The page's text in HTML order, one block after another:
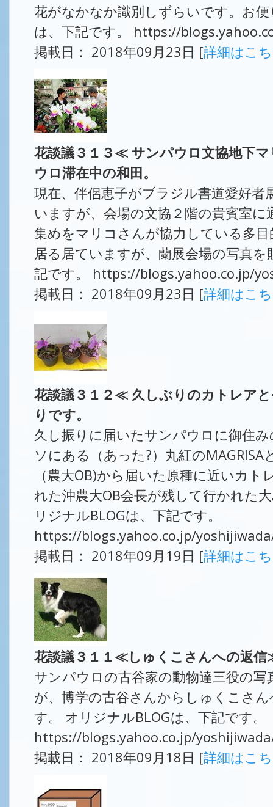
花がなかなか識別しずらいです。お
は、下記です。 https://
掲載日： 2018年09月23日 [詳細はこ
花談議３１３≪ サンパウロ文協地下
ウロ滞在中の和田。
現在、伴侶恵子がブラジル書道愛好
いますが、会場の文協２階の貴賓室
集めをマリコさんが協力している多
居る居ていますが、蘭展会場の写真
記です。 https://blogs.yahoo.co.jp/
掲載日： 2018年09月23日 [詳細はこ
花談議３１２≪ 久しぶりのカトレア
りです。
久し振りに届いたサンパウロに御住
ソにある（あった?）丸紅の
（農大OB)から届いた原種に近いカ
れた沖農大OB会長が残して行かれた
リジナルBLOGは、下記です。
https://blogs.yahoo.co.jp/
掲載日： 2018年09月19日 [詳細はこ
花談議３１１≪しゅくこさんへの返
サンパウロの古谷家の動物達三役の
が、博学の古谷さんからしゅくこさ
す。 オリジナルBLOGは、下記です。
https://blogs.yahoo.co.jp/
掲載日： 2018年09月18日 [詳細はこ